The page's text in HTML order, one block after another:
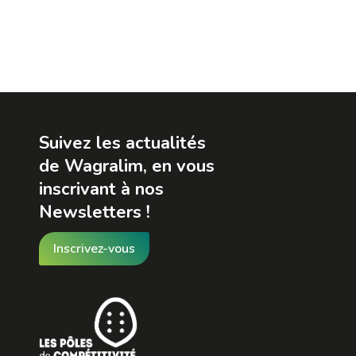
Suivez les actualités
de Wagralim, en vous
inscrivant à nos
Newsletters !
Inscrivez-vous